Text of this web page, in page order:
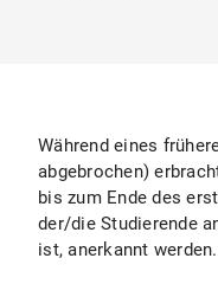
Während eines
abgebrochen)
bis zum Ende des
der/die Studierende
ist, anerkannt werden.